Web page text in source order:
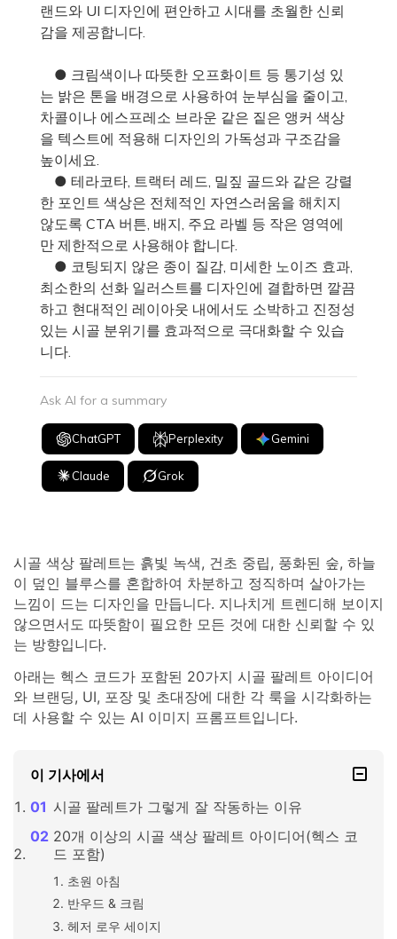
랜드와 UI 디자인에 편안하고 시대를 초월한 신뢰
감을 제공합니다.
● 크림색이나 따뜻한 오프화이트 등 통기성 있
는 밝은 톤을 배경으로 사용하여 눈부심을 줄이고,
차콜이나 에스프레소 브라운 같은 짙은 앵커 색상
을 텍스트에 적용해 디자인의 가독성과 구조감을
높이세요.
● 테라코타, 트랙터 레드, 밀짚 골드와 같은 강렬
한 포인트 색상은 전체적인 자연스러움을 해치지
않도록 CTA 버튼, 배지, 주요 라벨 등 작은 영역에
만 제한적으로 사용해야 합니다.
● 코팅되지 않은 종이 질감, 미세한 노이즈 효과,
최소한의 선화 일러스트를 디자인에 결합하면 깔끔
하고 현대적인 레이아웃 내에서도 소박하고 진정성
있는 시골 분위기를 효과적으로 극대화할 수 있습
니다.
Ask AI for a summary
ChatGPT Perplexity Gemini
Claude Grok
시골 색상 팔레트는 흙빛 녹색, 건초 중립, 풍화된 숲, 하늘
이 덮인 블루스를 혼합하여 차분하고 정직하며 살아가는
느낌이 드는 디자인을 만듭니다. 지나치게 트렌디해 보이지
않으면서도 따뜻함이 필요한 모든 것에 대한 신뢰할 수 있
는 방향입니다.
아래는 헥스 코드가 포함된 20가지 시골 팔레트 아이디어
와 브랜딩, UI, 포장 및 초대장에 대한 각 룩을 시각화하는
데 사용할 수 있는 AI 이미지 프롬프트입니다.
이 기사에서
시골 팔레트가 그렇게 잘 작동하는 이유
20개 이상의 시골 색상 팔레트 아이디어(헥스 코
드 포함)
초원 아침
반우드 & 크림
헤저 로우 세이지